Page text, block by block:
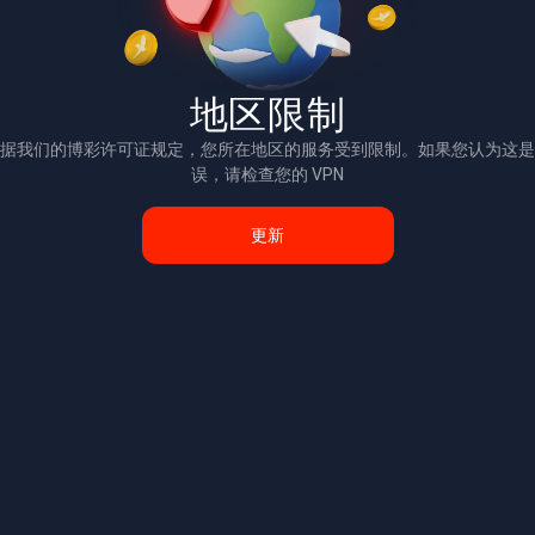
地区限制
我们的博彩许可证规定，您所在地区的服务受到限制。如果您认为这
误，请检查您的 VPN
更新